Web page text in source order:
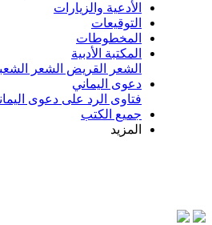
الأدعية والزيارات
التوقيعات
المخطوطات
المكتبة الأدبية
الشعر القريض الشعر
دعوى اليماني
فتاوى الرد على دعوى
جميع الكتب
المزيد